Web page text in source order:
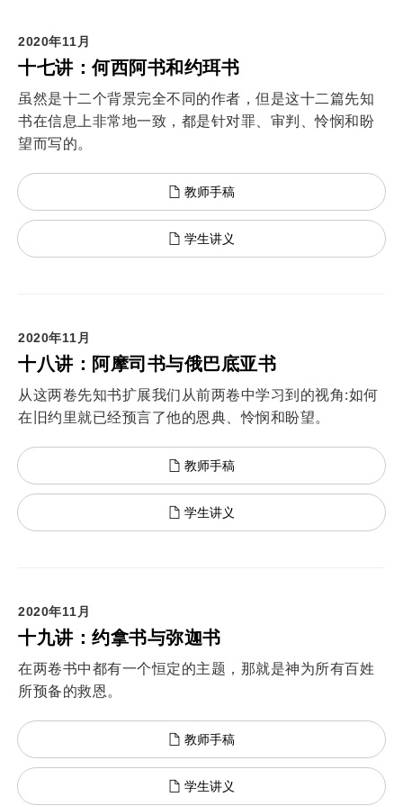
2020年11月
十七讲：何西阿书和约珥书
虽然是十二个背景完全不同的作者，但是这十二篇先知
书在信息上非常地一致，都是针对罪、审判、怜悯和盼
望而写的。
教师手稿
学生讲义
2020年11月
十八讲：阿摩司书与俄巴底亚书
从这两卷先知书扩展我们从前两卷中学习到的视角:如何
在旧约里就已经预言了他的恩典、怜悯和盼望。
教师手稿
学生讲义
2020年11月
十九讲：约拿书与弥迦书
在两卷书中都有一个恒定的主题，那就是神为所有百姓
所预备的救恩。
教师手稿
学生讲义